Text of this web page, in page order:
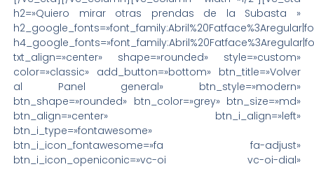
h2=»Quiero mirar otras prendas de la Subasta »
txt_align=»center» shape=»rounded» style=»custom»
color=»classic» add_button=»bottom» btn_title=»Volver
al Panel general» btn_style=»modern»
btn_shape=»rounded» btn_color=»grey» btn_size=»md»
btn_align=»center» btn_i_align=»left»
btn_i_type=»fontawesome»
btn_i_icon_fontawesome=»fa fa-adjust»
btn_i_icon_openiconic=»vc-oi vc-oi-dial»